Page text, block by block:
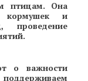
птицам. Она
кормушек и
проведение
о важности